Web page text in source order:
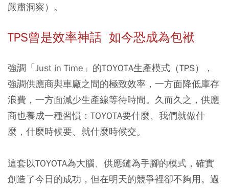
嚴肅洞察）。
TPS曾是效率神話 如今恐成為包袱
強調「Just in Time」的TOYOTA生產模式（TPS），
強調供應商與車廠之間的極致效率，一方面降低庫存
浪費，一方面減少生產線等待時間。久而久之，供應
商也養成一種習慣：TOYOTA要什麼、我們就做什
麼，什麼時候要、就什麼時候交。
這套以TOYOTA為大腦、供應鏈為手腳的模式，確實
創造了今日的成功，但在明天的競爭裡卻不夠用。過